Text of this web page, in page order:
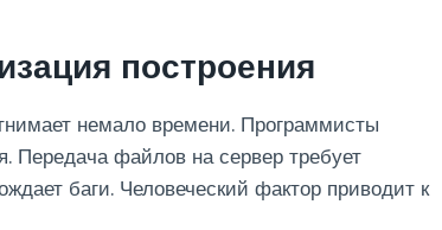
построения
немало времени. Программисты
Передача файлов на сервер требует
баги. Человеческий фактор приводит к